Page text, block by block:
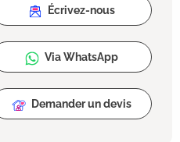
Écrivez-nous
Via WhatsApp
Demander un devis